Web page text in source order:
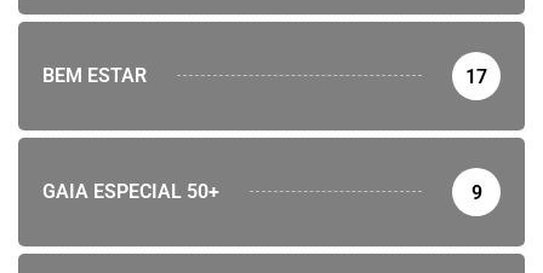
BEM ESTAR 17
GAIA ESPECIAL 50+ 9